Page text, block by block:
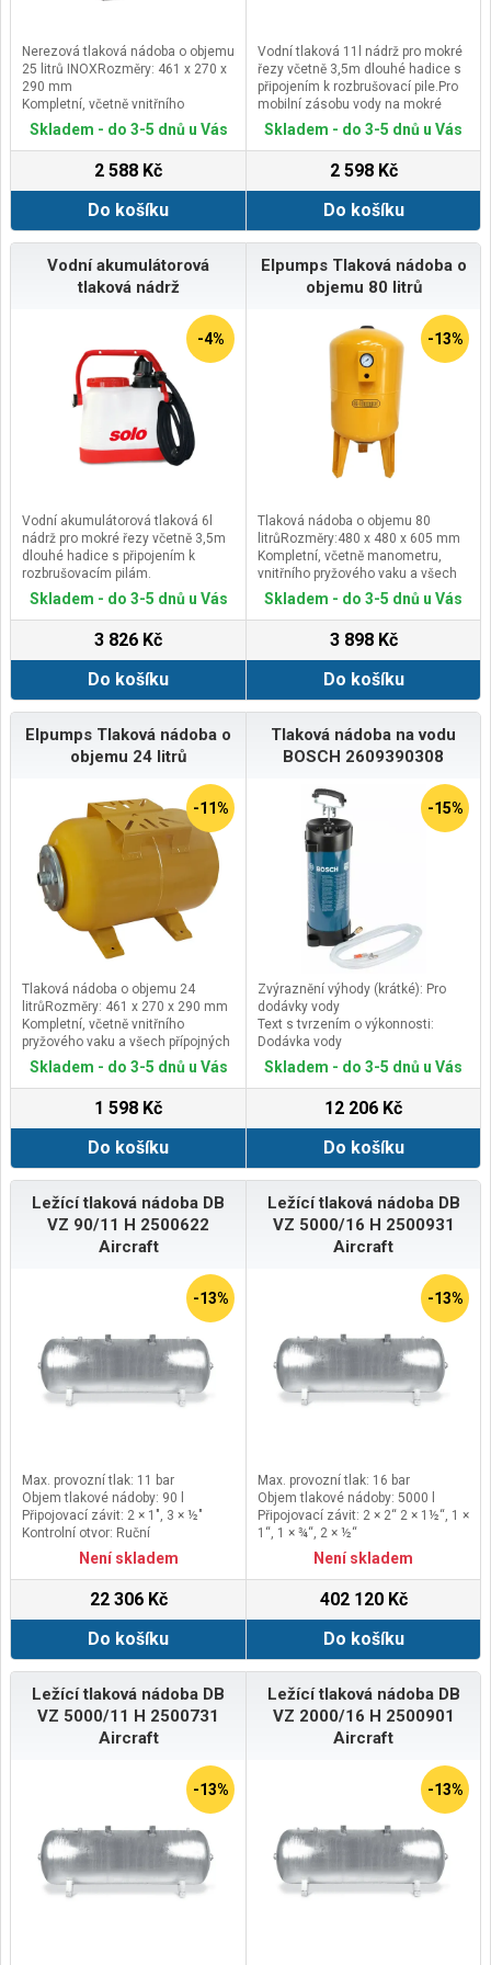
Nerezová tlaková nádoba o objemu
25 litrů INOXRozměry: 461 x 270 x
290 mm
Kompletní, včetně vnitřního
pryžového vaku a všech přípojných
koncovek.Pracovní teplota -20 až
1“Případné bezpečnostní pokyny,
výstrahy a upozornění jsou
součástí návodu k obsluze, který je
k dispozici v sekci KE
STAŽENÍ.Kontaktní údaje výrobce /
dovozce / zplnomocněného
zástupce výrobce v EU:Elpumps
Ltd.Szatmári utca 21, H-4900
Fehérgyarmat, Hungaryemail:
Skladem - do 3-5 dnů u Vás
2 588 Kč
Do košíku
Vodní tlaková 11l nádrž pro mokré
řezy včetně 3,5m dlouhé hadice s
připojením k rozbrušovací pile.Pro
mobilní zásobu vody na mokré
řezy a prevenci proti prachu na
staveništi. Výjimečně odolná nádrž
3,5m dlouhou hadicí k propojení s
rozbrušovací pilou.
Skladem - do 3-5 dnů u Vás
2 598 Kč
Do košíku
Vodní akumulátorová
tlaková nádrž
-4%
Vodní akumulátorová tlaková 6l
nádrž pro mokré řezy včetně 3,5m
dlouhé hadice s připojením k
rozbrušovacím pilám.
Skladem - do 3-5 dnů u Vás
3 826 Kč
Do košíku
Elpumps Tlaková nádoba o
objemu 80 litrů
-13%
Tlaková nádoba o objemu 80
litrůRozměry:480 x 480 x 605 mm
Kompletní, včetně manometru,
vnitřního pryžového vaku a všech
přípojných koncovek.Pracovní
teplota -20 až 99°C, max. tlak 8 bar,
konektor 1“Případné bezpečnostní
pokyny, výstrahy a upozornění jsou
součástí návodu k obsluze, který
je k dispozici v sekci KE
dovozce / zplnomocněného
zástupce výrobce v EU:Elpumps
Ltd.Szatmári utca 21, H-4900
Fehérgyarmat, Hungaryemail:
Skladem - do 3-5 dnů u Vás
3 898 Kč
Do košíku
Elpumps Tlaková nádoba o
objemu 24 litrů
-11%
Tlaková nádoba o objemu 24
litrůRozměry: 461 x 270 x 290 mm
Kompletní, včetně vnitřního
pryžového vaku a všech přípojných
koncovek.Pracovní teplota -20 až
99°C, max. tlak 6 bar, konektor
výstrahy a upozornění jsou
součástí návodu k obsluze, který je
k dispozici v sekci KE
STAŽENÍ.Kontaktní údaje výrobce /
dovozce / zplnomocněného
zástupce výrobce v EU:Elpumps
Ltd.Szatmári utca 21, H-4900
Fehérgyarmat, Hungaryemail:
szervis@elpumps.hu
Skladem - do 3-5 dnů u Vás
1 598 Kč
Do košíku
Tlaková nádoba na vodu
BOSCH 2609390308
-15%
Zvýraznění výhody (krátké): Pro
dodávky vody
Text s tvrzením o výkonnosti:
Dodávka vody
(Verze), klíčový důvod RTB:
Nádoba má objem 10 litrů
vyrobená z oceli se speciálním
plastovým povlakem.
Skladem - do 3-5 dnů u Vás
12 206 Kč
Do košíku
Ležící tlaková nádoba DB
VZ 90/11 H 2500622
Aircraft
-13%
Max. provozní tlak: 11 bar
Objem tlakové nádoby: 90 l
Připojovací závit: 2 × 1", 3 × ½"
Kontrolní otvor: Ruční
Není skladem
22 306 Kč
Do košíku
Ležící tlaková nádoba DB
VZ 5000/16 H 2500931
Aircraft
-13%
Max. provozní tlak: 16 bar
Objem tlakové nádoby: 5000 l
Připojovací závit: 2 × 2“ 2 × 1½“, 1 ×
1“, 1 × ¾“, 2 × ½“
Kontrolní otvor: Průlezný
Není skladem
402 120 Kč
Do košíku
Ležící tlaková nádoba DB
VZ 5000/11 H 2500731
Aircraft
-13%
Ležící tlaková nádoba DB
VZ 2000/16 H 2500901
Aircraft
-13%